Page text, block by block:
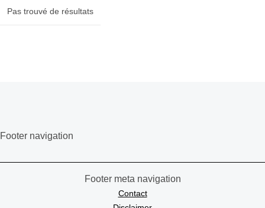
Pas trouvé de résultats
Footer navigation
Footer meta navigation
Contact